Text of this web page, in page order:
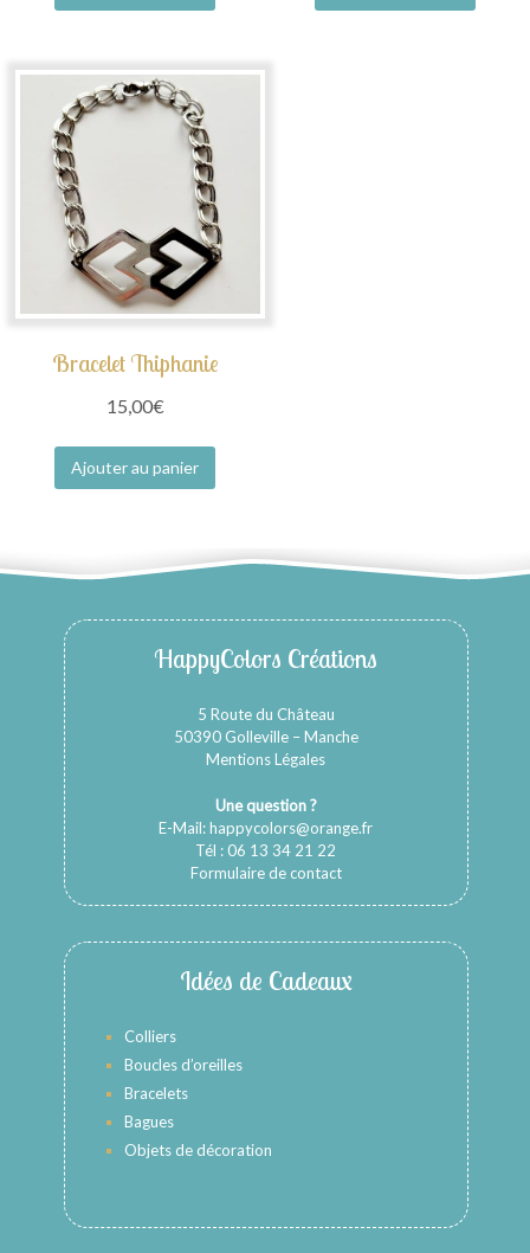
Bracelet Thiphanie
15,00€
Ajouter au panier
HappyColors Créations
5 Route du Château
50390 Golleville – Manche
Mentions Légales
Une question ?
E-Mail:happycolors@orange.fr
Tél : 06 13 34 21 22
Formulaire de contact
Idées de Cadeaux
Colliers
Boucles d’oreilles
Bracelets
Bagues
Objets de décoration